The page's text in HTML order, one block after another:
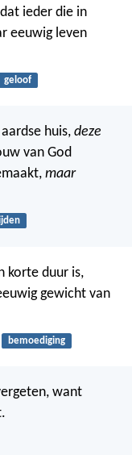
ieder die in
eeuwig leven
geloof
huis, deze
van God
maar
korte duur is,
gewicht van
bemoediging
want